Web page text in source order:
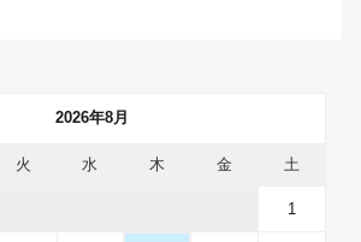
2026年8月
火 水 木 金 土
1